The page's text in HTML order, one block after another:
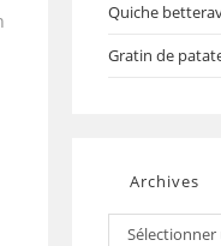
Quiche
Gratin de
Archives